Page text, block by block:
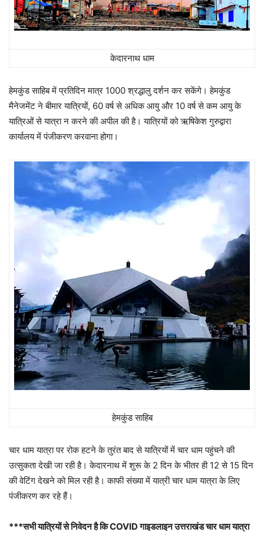
केदारनाथ धाम
हेमकुंड साहिब में प्रतिदिन मात्र 1000 श्रद्धालु दर्शन कर सकेंगे। हेमकुंड
मैनेजमेंट ने बीमार यात्रियों, 60 वर्ष से अधिक आयु और 10 वर्ष से कम आयु के
यात्रिओं से यात्रा न करने की अपील की है। यात्रियों को ऋषिकेश गुरुद्वारा
कार्यालय में पंजीकरण करवाना होगा।
हेमकुंड साहिब
चार धाम यात्रा पर रोक हटने के तुरंत बाद से यात्रियों में चार धाम पहुंचने की
उत्सुकता देखी जा रही है। केदारनाथ में शुरू के 2 दिन के भीतर ही 12 से 15 दिन
की वेटिंग देखने को मिल रही है। काफी संख्या में यात्री चार धाम यात्रा के लिए
पंजीकरण कर रहे हैं।
***सभी यात्रियों से निवेदन है कि COVID गाइडलाइन उत्तराखंड चार धाम यात्रा